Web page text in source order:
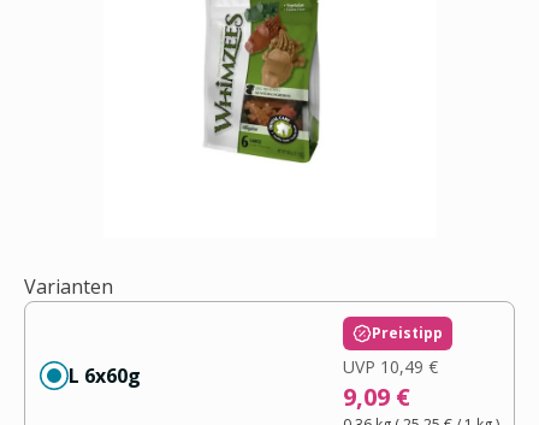
Varianten
L 6x60g
Preistipp
UVP 10,49 €
9,09 €